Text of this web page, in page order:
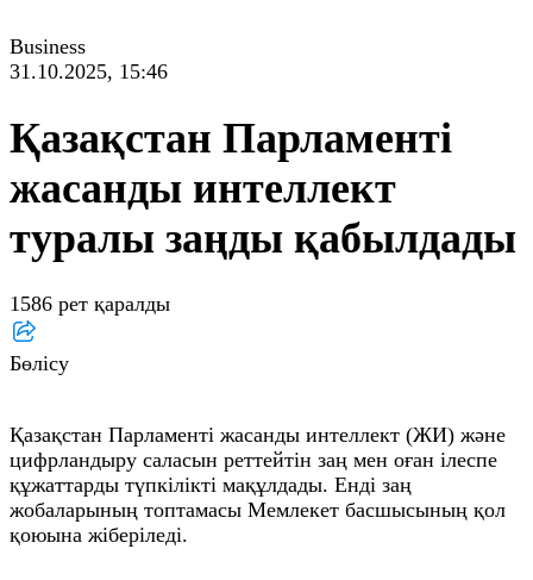
Business
31.10.2025, 15:46
Қазақстан Парламенті
жасанды интеллект
туралы заңды қабылдады
1586 рет қаралды
Бөлісу
Қазақстан Парламенті жасанды интеллект (ЖИ) және
цифрландыру саласын реттейтін заң мен оған ілеспе
құжаттарды түпкілікті мақұлдады. Енді заң
жобаларының топтамасы Мемлекет басшысының қол
қоюына жіберіледі.